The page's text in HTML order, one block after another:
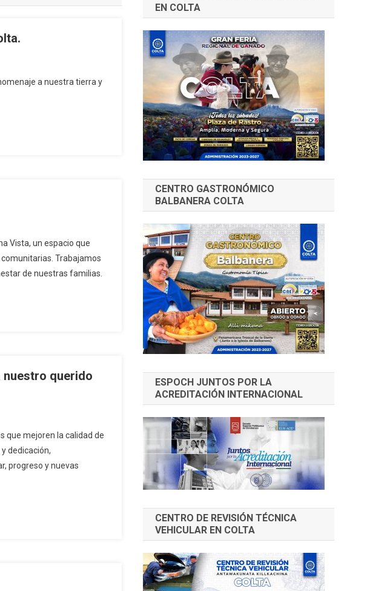
a nuestra tierra y
Vista, un espacio que
Trabajamos
de nuestras familias.
nuestro querido
que mejoren la calidad de
dedicación,
progreso y nuevas
EN COLTA
CENTRO GASTRONÓMICO
BALBANERA COLTA
ESPOCH JUNTOS POR LA
ACREDITACIÓN INTERNACIONAL
CENTRO DE REVISIÓN TÉCNICA
VEHICULAR EN COLTA